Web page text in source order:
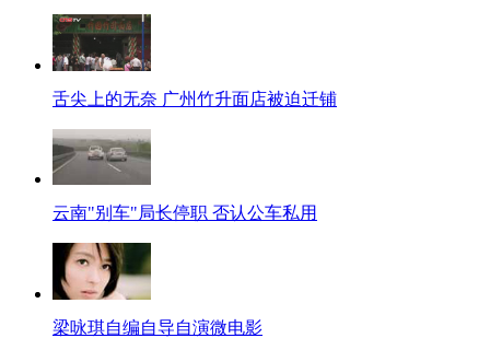
舌尖上的无奈 广州竹升面店被迫迁铺
云南"别车"局长停职 否认公车私用
梁咏琪自编自导自演微电影